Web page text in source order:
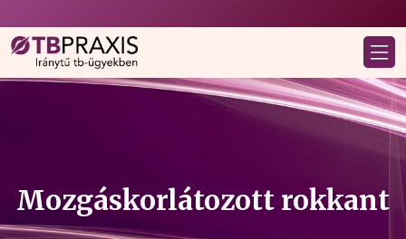
Mozgáskorlátozott rokkant